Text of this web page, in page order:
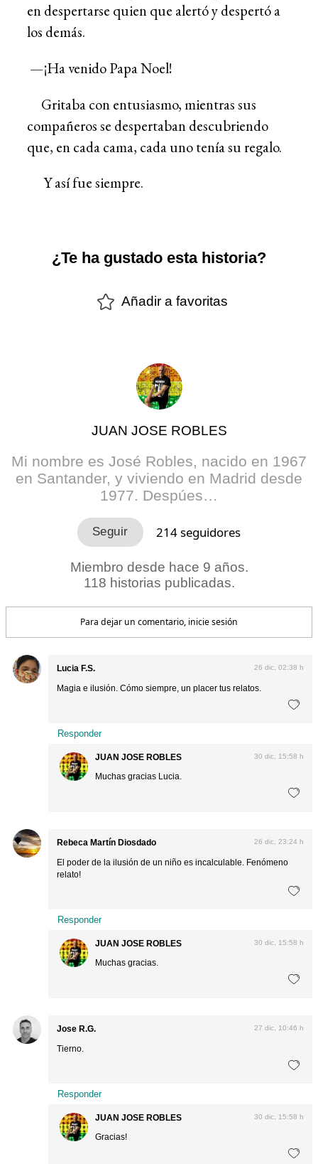
en despertarse quien que alertó y despertó a
los demás.
—¡Ha venido Papa Noel!
Gritaba con entusiasmo, mientras sus
compañeros se despertaban descubriendo
que, en cada cama, cada uno tenía su regalo.
Y así fue siempre.
¿Te ha gustado esta historia?
Añadir a favoritas
JUAN JOSE ROBLES
Mi nombre es José Robles, nacido en 1967
en Santander, y viviendo en Madrid desde
1977. Despúes…
214seguidores
Miembro desde hace 9 años.
118 historias publicadas.
Para dejar un comentario, inicie sesión
Lucia F.S. 26 dic, 02:38 h
Magia e ilusión. Cómo siempre, un placer tus relatos.
Responder
JUAN JOSE ROBLES 30 dic, 15:58 h
Muchas gracias Lucia.
Rebeca Martín Diosdado 26 dic, 23:24 h
El poder de la ilusión de un niño es incalculable. Fenómeno
relato!
Responder
JUAN JOSE ROBLES 30 dic, 15:58 h
Muchas gracias.
Jose R.G. 27 dic, 10:46 h
Tierno.
Responder
JUAN JOSE ROBLES 30 dic, 15:58 h
Gracias!